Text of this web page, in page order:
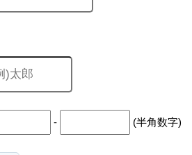
- (半角数字)